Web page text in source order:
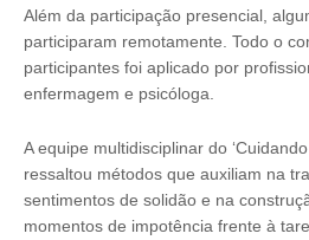
Além da participação presencial,
participaram remotamente. Todo o
participantes foi aplicado por
enfermagem e psicóloga.
A equipe multidisciplinar do
ressaltou métodos que auxiliam na
sentimentos de solidão e na
momentos de impotência frente à